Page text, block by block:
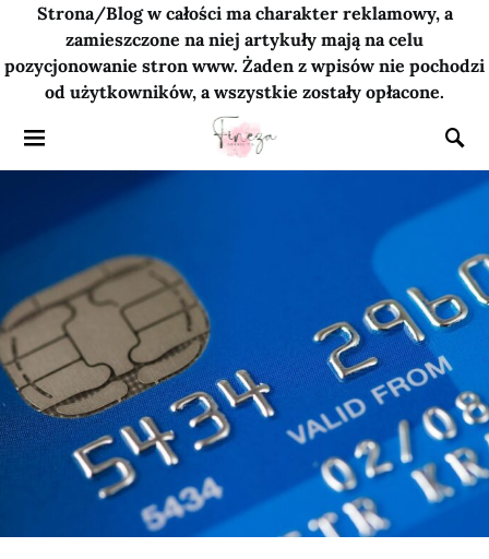
Strona/Blog w całości ma charakter reklamowy, a
zamieszczone na niej artykuły mają na celu
pozycjonowanie stron www. Żaden z wpisów nie pochodzi
od użytkowników, a wszystkie zostały opłacone.